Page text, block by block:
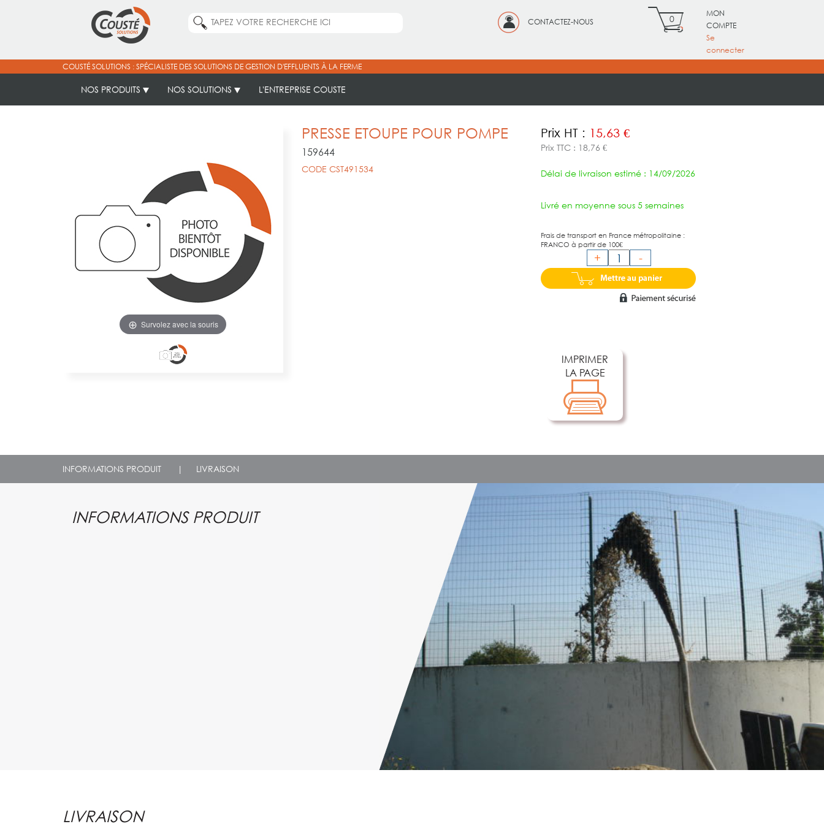
CONTACTEZ-NOUS 0
MON
COMPTE
Se
connecter
COUSTÉ SOLUTIONS : SPÉCIALISTE DES SOLUTIONS DE GESTION D'EFFLUENTS À LA FERME
NOS PRODUITS NOS SOLUTIONS L'ENTREPRISE COUSTE
Survolez avec la souris
PRESSE ETOUPE POUR POMPE
159644
CODE CST491534
Prix HT : 15,63 €
Prix TTC : 18,76 €
Délai de livraison estimé : 14/09/2026
Livré en moyenne sous 5 semaines
Frais de transport en France métropolitaine :
FRANCO à partir de 100€
+ -
IMPRIMER
LA PAGE
INFORMATIONS PRODUIT | LIVRAISON
INFORMATIONS PRODUIT
LIVRAISON